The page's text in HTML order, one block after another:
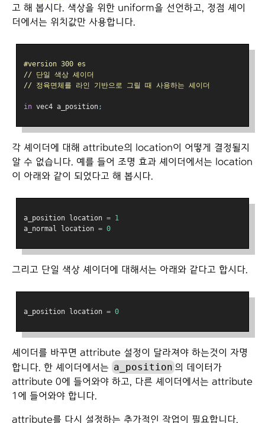
고 해 봅시다. 색상을 위한 uniform을 선언하고, 정점 셰이
더에서는 위치값만 사용합니다.
#version 300 es
// 단일 색상 셰이더
// 정육면체를 라인 기반으로 그릴 때 사용하는 셰이더
in vec4 a_position;
각 셰이더에 대해 attribute의 location이 어떻게 결정될지
알 수 없습니다. 예를 들어 조명 효과 셰이더에서는 location
이 아래와 같이 되었다고 해 봅시다.
a_position location = 1
a_normal location = 0
그리고 단일 색상 셰이더에 대해서는 아래와 같다고 합시다.
a_position location = 0
셰이더를 바꾸면 attribute 설정이 달라져야 하는것이 자명
합니다. 한 셰이더에서는 a_position 의 데이터가
attribute 0에 들어와야 하고, 다른 셰이더에서는 attribute
1에 들어와야 합니다.
attribute를 다시 설정하는 추가적인 작업이 필요합니다.